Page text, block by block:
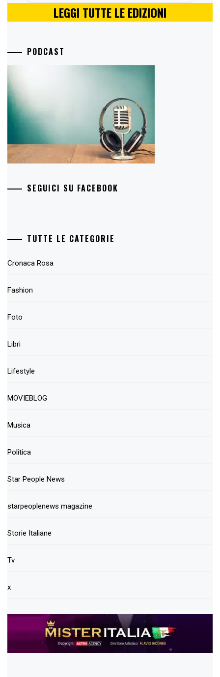
LEGGI TUTTE LE EDIZIONI
PODCAST
SEGUICI SU FACEBOOK
TUTTE LE CATEGORIE
Cronaca Rosa
Fashion
Foto
Libri
Lifestyle
MOVIEBLOG
Musica
Politica
Star People News
starpeoplenews magazine
Storie Italiane
Tv
x